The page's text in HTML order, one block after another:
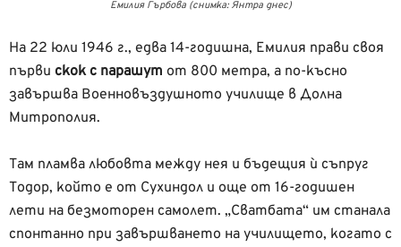
Емилия Гърбова (снимка: Янтра днес)
На 22 юли 1946 г., едва 14-годишна, Емилия прави своя
първи скок с парашут от 800 метра, а по-късно
завършва Военновъздушното училище в Долна
Митрополия.
Там пламва любовта между нея и бъдещия ѝ съпруг
Тодор, който е от Сухиндол и още от 16-годишен
лети на безмоторен самолет. „Сватбата“ им станала
спонтанно при завършването на училището, когато с